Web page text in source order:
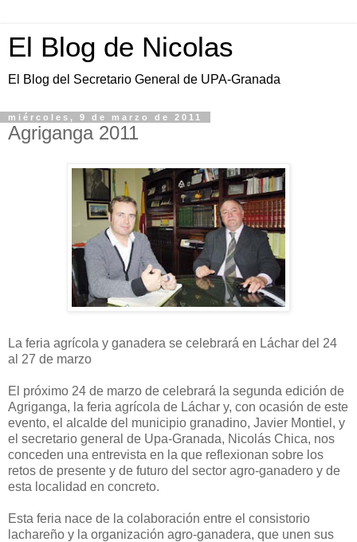
El Blog de Nicolas
El Blog del Secretario General de UPA-Granada
miércoles, 9 de marzo de 2011
Agriganga 2011
La feria agrícola y ganadera se celebrará en Láchar del 24
al 27 de marzo
El próximo 24 de marzo de celebrará la segunda edición de
Agriganga, la feria agrícola de Láchar y, con ocasión de este
evento, el alcalde del municipio granadino, Javier Montiel, y
el secretario general de Upa-Granada, Nicolás Chica, nos
conceden una entrevista en la que reflexionan sobre los
retos de presente y de futuro del sector agro-ganadero y de
esta localidad en concreto.
Esta feria nace de la colaboración entre el consistorio
lachareño y la organización agro-ganadera, que unen sus